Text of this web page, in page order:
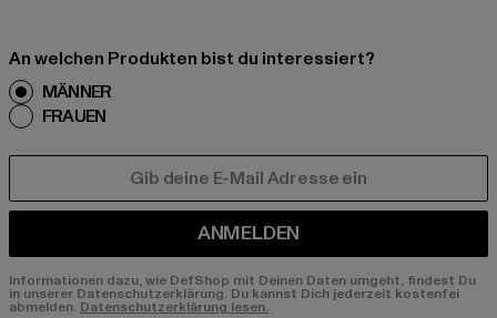
An welchen Produkten bist du interessiert?
MÄNNER
FRAUEN
ANMELDEN
Informationen dazu, wie DefShop mit Deinen Daten umgeht, findest Du
in unserer Datenschutzerklärung. Du kannst Dich jederzeit kostenfei
abmelden. Datenschutzerklärung lesen.